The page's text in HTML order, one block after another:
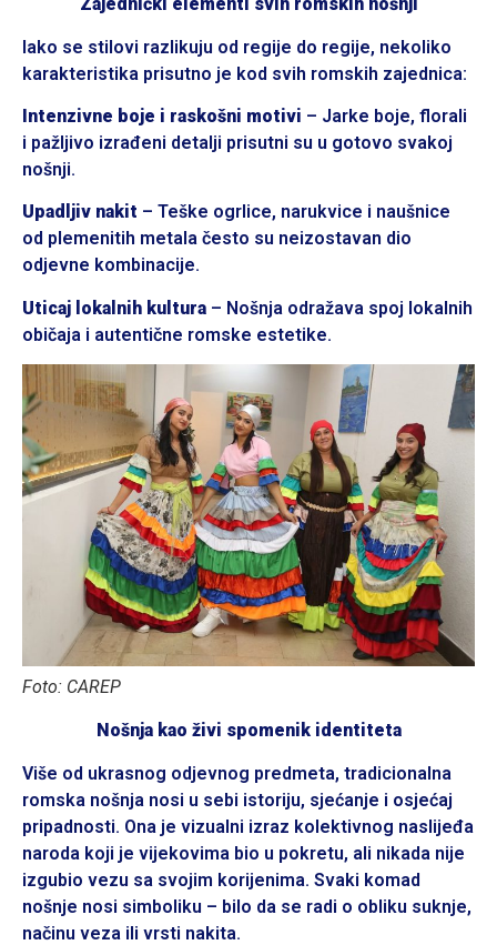
Iako se stilovi razlikuju od regije do regije, nekoliko
karakteristika prisutno je kod svih romskih zajednica:
Intenzivne boje i raskošni motivi – Jarke boje, florali
i pažljivo izrađeni detalji prisutni su u gotovo svakoj
nošnji.
Upadljiv nakit – Teške ogrlice, narukvice i naušnice
od plemenitih metala često su neizostavan dio
odjevne kombinacije.
Uticaj lokalnih kultura – Nošnja odražava spoj lokalnih
običaja i autentične romske estetike.
Foto: CAREP
Nošnja kao živi spomenik identiteta
Više od ukrasnog odjevnog predmeta, tradicionalna
romska nošnja nosi u sebi istoriju, sjećanje i osjećaj
pripadnosti. Ona je vizualni izraz kolektivnog naslijeđa
naroda koji je vijekovima bio u pokretu, ali nikada nije
izgubio vezu sa svojim korijenima. Svaki komad
nošnje nosi simboliku – bilo da se radi o obliku suknje,
načinu veza ili vrsti nakita.